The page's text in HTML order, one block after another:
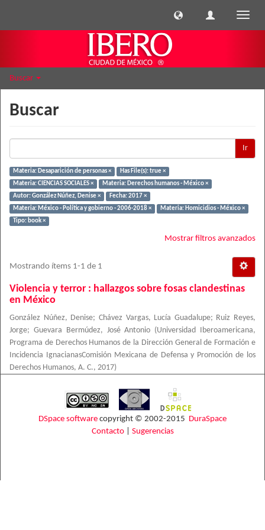
Buscar
Buscar
Ir
Materia: Desaparición de personas ×
Has File(s): true ×
Materia: CIENCIAS SOCIALES ×
Materia: Derechos humanos - México ×
Autor: González Núñez, Denise ×
Fecha: 2017 ×
Materia: México - Política y gobierno - 2006-2018 ×
Materia: Homicidios - México ×
Tipo: book ×
Mostrar filtros avanzados
Mostrando ítems 1-1 de 1
Violencia y terror : hallazgos sobre fosas clandestinas
en México
González Núñez, Denise; Chávez Vargas, Lucía Guadalupe;
Ruiz Reyes,
Jorge; Guevara Bermúdez, José Antonio (Universidad Iberoamericana,
Programa de Derechos Humanos de la Dirección General de Formación e
Incidencia IgnacianasComisión Mexicana de Defensa y Promoción de los
Derechos Humanos, A. C., 2017)
DSpace software copyright © 2002-2015 DuraSpace
Contacto| Sugerencias